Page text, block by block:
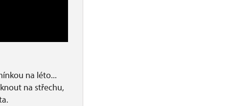
na léto...
na střechu,